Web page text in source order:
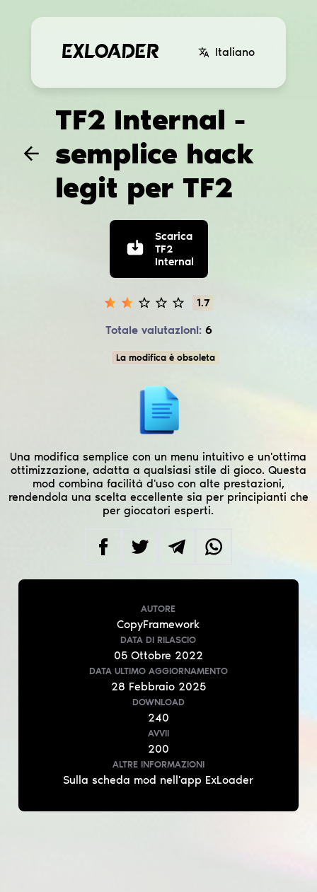
Italiano
TF2 Internal -
semplice hack
legit per TF2
Scarica
TF2
Internal
1.7
Totale valutazioni: 6
La modifica è obsoleta
Una modifica semplice con un menu intuitivo e un'ottima
ottimizzazione, adatta a qualsiasi stile di gioco. Questa
mod combina facilità d'uso con alte prestazioni,
rendendola una scelta eccellente sia per principianti che
per giocatori esperti.
AUTORE
CopyFramework
DATA DI RILASCIO
05 Ottobre 2022
DATA ULTIMO AGGIORNAMENTO
28 Febbraio2025
DOWNLOAD
240
AVVII
200
ALTRE INFORMAZIONI
Sulla scheda mod nell'app ExLoader